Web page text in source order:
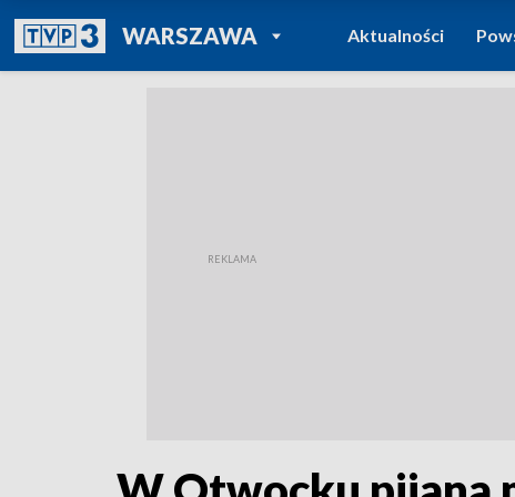
WARSZAWAPOWRÓT DO
TVP REGIONY
Aktualności